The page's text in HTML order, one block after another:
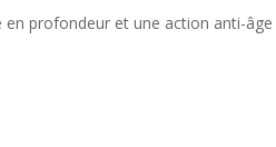
profondeur et une action anti-âge